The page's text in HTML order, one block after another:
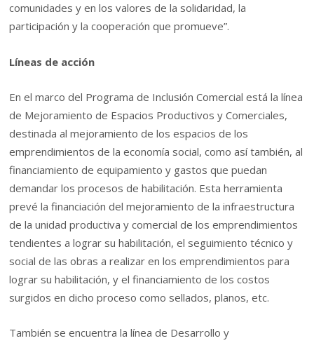
comunidades y en los valores de la solidaridad, la
participación y la cooperación que promueve”.
Líneas de acción
En el marco del Programa de Inclusión Comercial está la línea
de Mejoramiento de Espacios Productivos y Comerciales,
destinada al mejoramiento de los espacios de los
emprendimientos de la economía social, como así también, al
financiamiento de equipamiento y gastos que puedan
demandar los procesos de habilitación. Esta herramienta
prevé la financiación del mejoramiento de la infraestructura
de la unidad productiva y comercial de los emprendimientos
tendientes a lograr su habilitación, el seguimiento técnico y
social de las obras a realizar en los emprendimientos para
lograr su habilitación, y el financiamiento de los costos
surgidos en dicho proceso como sellados, planos, etc.
También se encuentra la línea de Desarrollo y